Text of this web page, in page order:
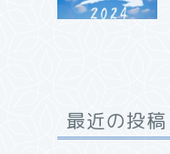
最近の投稿